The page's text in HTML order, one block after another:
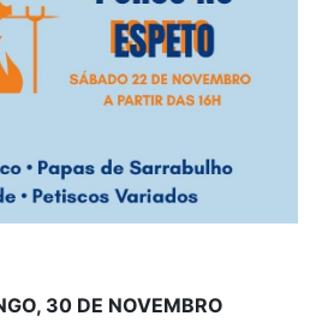
30 DE NOVEMBRO